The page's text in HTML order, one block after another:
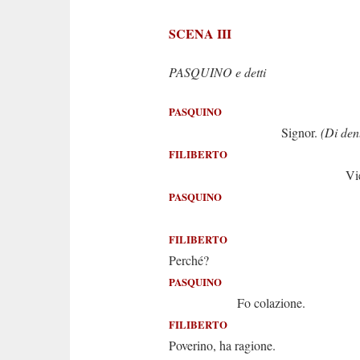
SCENA III
PASQUINO e detti
PASQUINO
Signor. (Di
FILIBERTO
Vien
PASQUINO
Non
FILIBERTO
Perché?
PASQUINO
Fo colazione.
FILIBERTO
Poverino, ha ragione.